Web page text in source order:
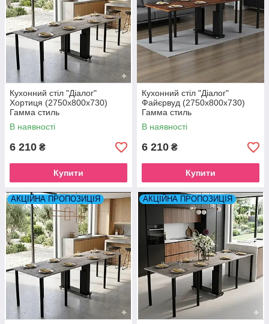
Кухонний стіл "Діалог"
Хортиця (2750x800x730)
Гамма стиль
В наявності
6 210 ₴
Купити
Кухонний стіл "Діалог"
Файєрвуд (2750x800x730)
Гамма стиль
В наявності
6 210 ₴
Купити
АКЦІЙНА ПРОПОЗИЦІЯ АКЦІЙНА ПРОПОЗИЦІЯ